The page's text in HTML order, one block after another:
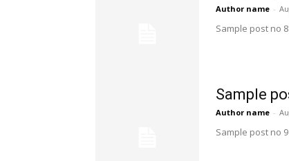
Author name -
Sample post no
Sample
Author name -
Sample post no